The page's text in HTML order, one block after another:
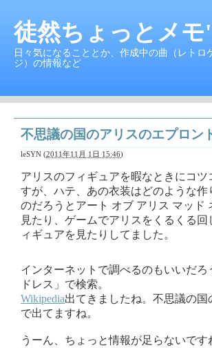
徒然ちょっとメモ'
日々気になることとか、作成中の曲（レトロ
ジ）の情報など
不思議の国のアリスのエプロン
leSYN (2011年11月 1日 15:46)
アリスのフィギュアを暇なときにコツ
すが、ハテ、あの衣装はどのような作
のだろうとアート オブ アリス マッド
見たり、ゲームでアリスをくるくる回
ィギュアを見たりしてました。
インターネットで調べるのもいいだろ
ドレス」で検索。
Wikipedia出てきましたね。不思議の国
で出てますね。
うーん、ちょっと情報が足らないです